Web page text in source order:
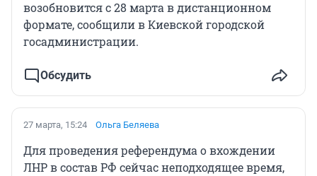
возобновится с 28 марта в дистанционном
формате, сообщили в Киевской городской
госадминистрации.
Обсудить
27 марта, 15:24 Ольга Беляева
Для проведения референдума о вхождении
ЛНР в состав РФ сейчас неподходящее время,